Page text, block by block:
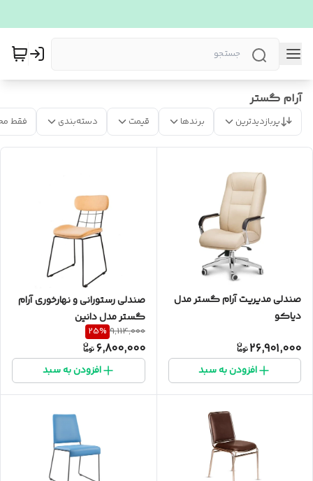
آرام گستر
پربازدیدترین برندها قیمت دسته‌بندی فقط
صندلی مدیریت آرام گستر مدل
دیاکو
26,901,000
افزودن به سبد
صندلی رستورانی و نهارخوری آرام
گستر مدل دانین
9,114,000
25%
6,800,000
افزودن به سبد